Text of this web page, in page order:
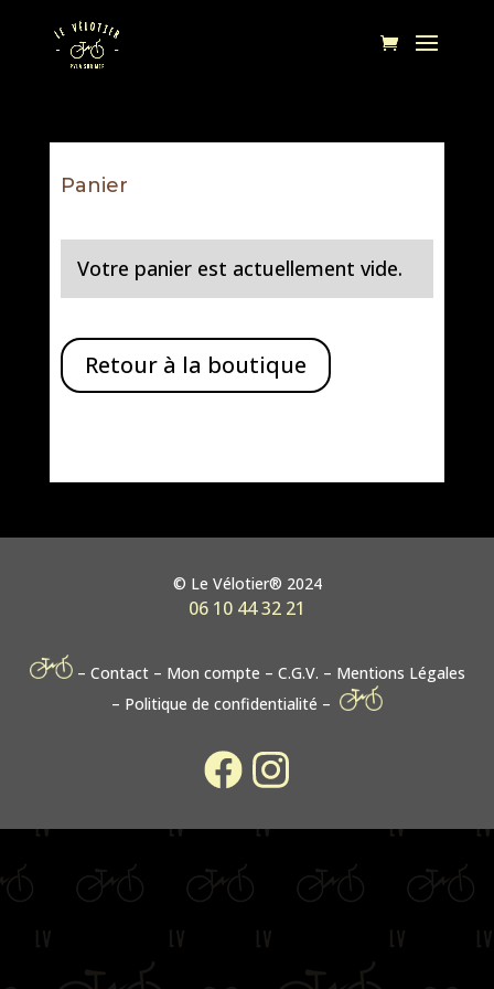
Panier
Votre panier est actuellement vide.
Retour à la boutique
© Le Vélotier® 2024
06 10 44 32 21
– Contact– Mon compte – C.G.V. – Mentions Légales
– Politique de confidentialité –